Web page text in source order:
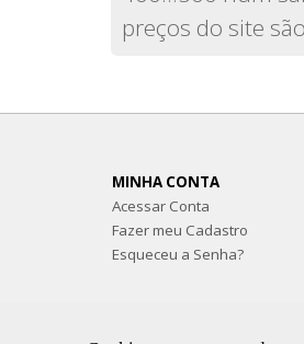
preços do site
MINHA CONTA
Acessar Conta
Fazer meu Cadastro
Esqueceu a Senha?